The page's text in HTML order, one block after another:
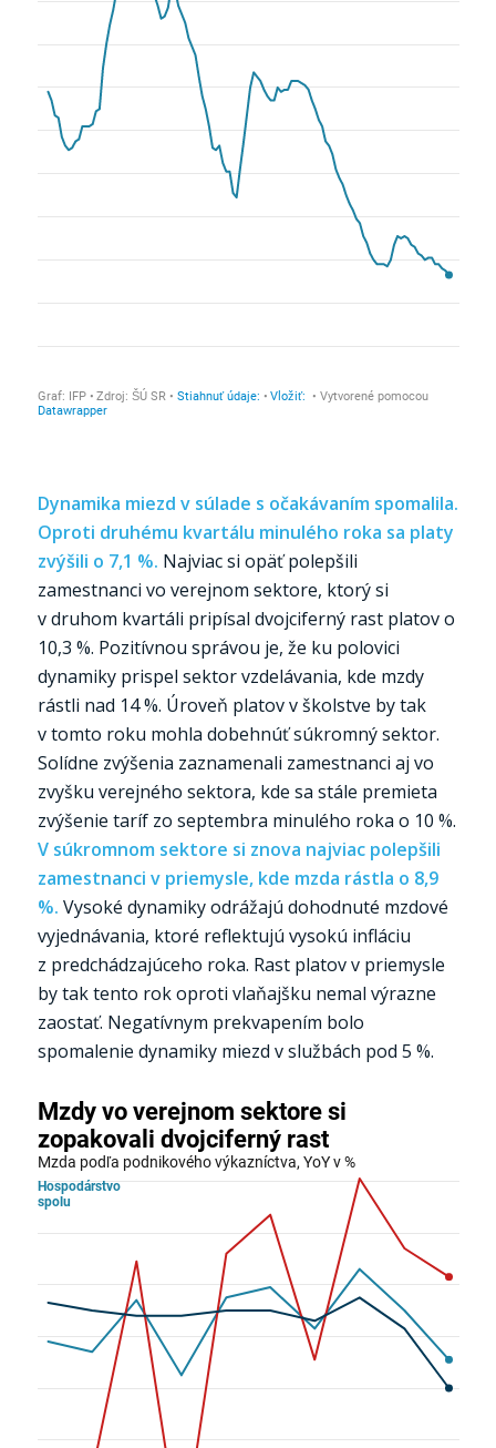
Dynamika miezd v súlade s očakávaním spomalila.
Oproti druhému kvartálu minulého roka sa platy
zvýšili o 7,1 %. Najviac si opäť polepšili
zamestnanci vo verejnom sektore, ktorý si
v druhom kvartáli pripísal dvojciferný rast platov o
10,3 %. Pozitívnou správou je, že ku polovici
dynamiky prispel sektor vzdelávania, kde mzdy
rástli nad 14 %. Úroveň platov v školstve by tak
v tomto roku mohla dobehnúť súkromný sektor.
Solídne zvýšenia zaznamenali zamestnanci aj vo
zvyšku verejného sektora, kde sa stále premieta
zvýšenie taríf zo septembra minulého roka o 10 %.
V súkromnom sektore si znova najviac polepšili
zamestnanci v priemysle, kde mzda rástla o 8,9
%. Vysoké dynamiky odrážajú dohodnuté mzdové
vyjednávania, ktoré reflektujú vysokú infláciu
z predchádzajúceho roka. Rast platov v priemysle
by tak tento rok oproti vlaňajšku nemal výrazne
zaostať. Negatívnym prekvapením bolo
spomalenie dynamiky miezd v službách pod 5 %.